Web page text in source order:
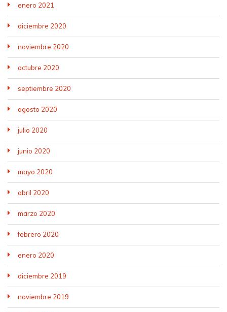
enero 2021
diciembre 2020
noviembre 2020
octubre 2020
septiembre 2020
agosto 2020
julio 2020
junio 2020
mayo 2020
abril 2020
marzo 2020
febrero 2020
enero 2020
diciembre 2019
noviembre 2019